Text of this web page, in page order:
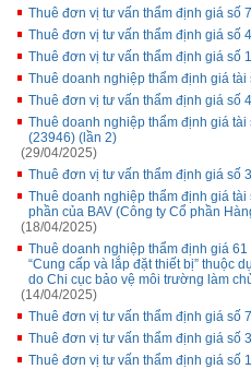
Thuê đơn vị tư vấn thẩm định giá số
Thuê đơn vị tư vấn thẩm định giá số
Thuê đơn vị tư vấn thẩm định giá số
Thuê doanh nghiệp thẩm định giá
Thuê đơn vị tư vấn thẩm định giá số
Thuê doanh nghiệp thẩm định giá
(23946) (lần 2)
(29/04/2025)
Thuê đơn vị tư vấn thẩm định giá số
Thuê doanh nghiệp thẩm định giá
phần của BAV (Công ty Cổ phần
(18/04/2025)
Thuê doanh nghiệp thẩm định giá
“Cung cấp và lắp đặt thiết bị” thuộc
do Chi cục bảo vệ môi trường làm
(14/04/2025)
Thuê đơn vị tư vấn thẩm định giá số
Thuê đơn vị tư vấn thẩm định giá số
Thuê đơn vị tư vấn thẩm định giá số